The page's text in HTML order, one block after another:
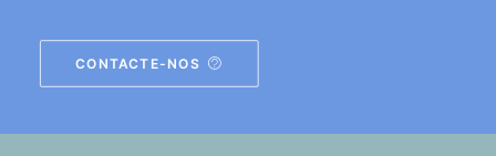
CONTACTE-NOS